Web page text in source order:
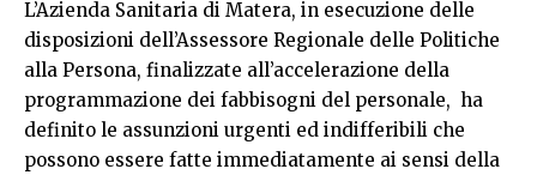
L’Azienda Sanitaria di Matera, in esecuzione delle
disposizioni dell’Assessore Regionale delle Politiche
alla Persona, finalizzate all’accelerazione della
programmazione dei fabbisogni del personale, ha
definito le assunzioni urgenti ed indifferibili che
possono essere fatte immediatamente ai sensi della